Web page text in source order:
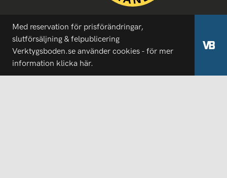
Med reservation för prisförändringar,
slutförsäljning & felpublicering
Verktygsboden.se använder cookies - för mer
information klicka här.